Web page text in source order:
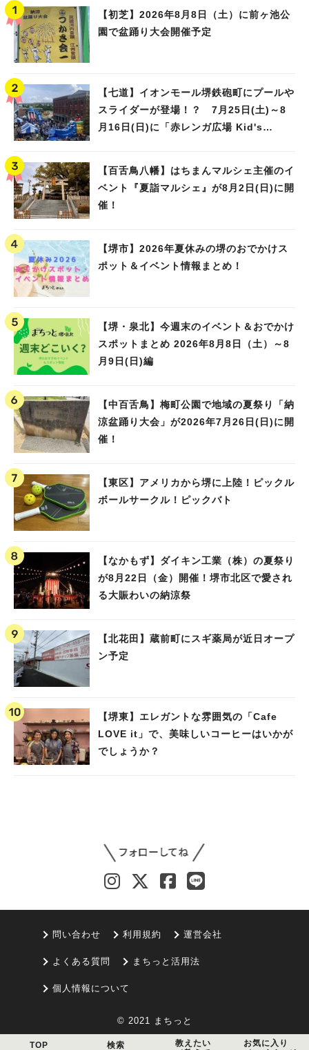
【初芝】2026年8月8日（土）に前ヶ池公
園で盆踊り大会開催予定
【七道】イオンモール堺鉄砲町にプールや
スライダーが登場！？ 7月25日(土)～8
月16日(日)に「赤レンガ広場 Kid's
【百舌鳥八幡】はちまんマルシェ主催のイ
ベント『夏詣マルシェ』が8月2日(日)に開
催！
【堺市】2026年夏休みの堺のおでかけス
ポット＆イベント情報まとめ！
【堺・泉北】今週末のイベント＆おでかけ
スポットまとめ 2026年8月8日（土）～8
月9日(日)編
【中百舌鳥】梅町公園で地域の夏祭り「納
涼盆踊り大会」が2026年7月26日(日)に開
催！
【東区】アメリカから堺に上陸！ピックル
ボールサークル！ピックバト
【なかもず】ダイキン工業（株）の夏祭り
が8月22日（金）開催！堺市北区で愛され
る大賑わいの納涼祭
【北花田】蔵前町にスギ薬局が近日オープ
ン予定
【堺東】エレガントな雰囲気の「Cafe
LOVE it」で、美味しいコーヒーはいかが
でしょうか？
問い合わせ 利用規約 運営会社
よくある質問 まちっと活用法
個人情報について
© 2021 まちっと
TOP 検索
教えたい
お気に入り